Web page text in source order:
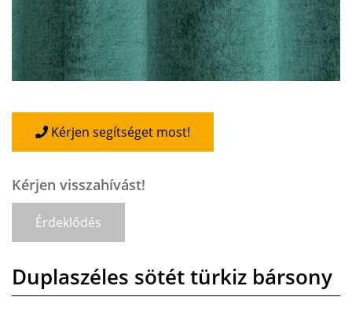
Kérjen segítséget most!
Kérjen visszahívást!
Érdeklődés
Duplaszéles sötét türkiz bársony